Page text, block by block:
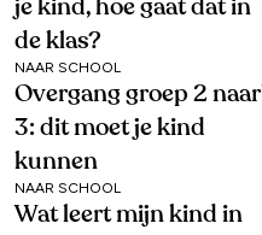
je kind, hoe gaat dat in
de klas?
NAAR SCHOOL
Overgang groep 2 naar
3: dit moet je kind
kunnen
NAAR SCHOOL
Wat leert mijn kind in